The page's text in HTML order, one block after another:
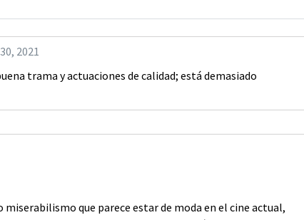
2021
trama y actuaciones de calidad; está demasiado
que parece estar de moda en el cine actual,